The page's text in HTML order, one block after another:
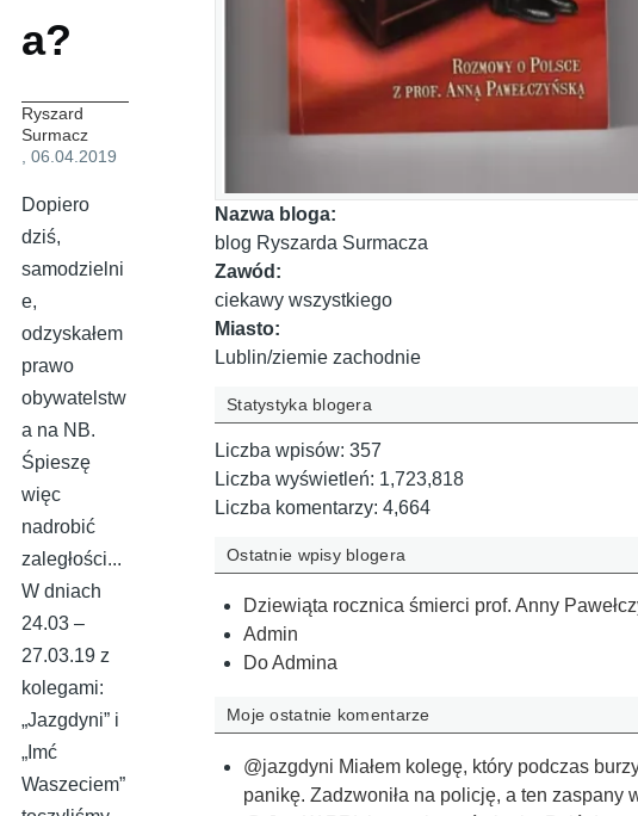
a?
Ryszard
Surmacz
, 06.04.2019
Dopiero
dziś,
samodzielni
e,
odzyskałem
prawo
obywatelstw
a na NB.
Śpieszę
więc
nadrobić
zaległości...
W dniach
24.03 –
27.03.19 z
kolegami:
„Jazgdyni” i
„Imć
Waszeciem”
Nazwa bloga:
blog Ryszarda Surmacza
Zawód:
ciekawy wszystkiego
Miasto:
Lublin/ziemie zachodnie
Statystyka blogera
Liczba wpisów: 357
Liczba wyświetleń: 1,723,818
Liczba komentarzy: 4,664
Ostatnie wpisy blogera
Dziewiąta rocznica śmierci prof. Anny
Admin
​Do Admina
Moje ostatnie komentarze
@jazgdyni Miałem kolegę, który podczas
panikę. Zadzwoniła na policję, a ten zaspany